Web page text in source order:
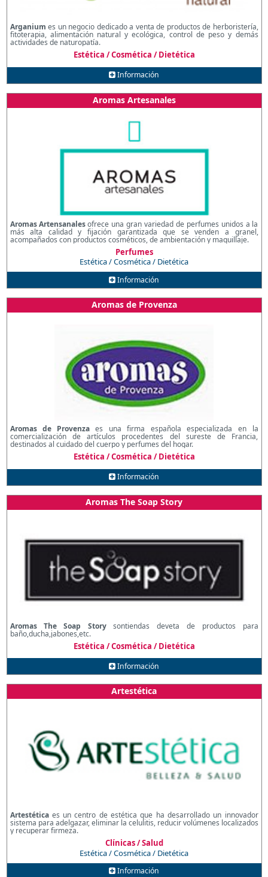
Arganium es un negocio dedicado a venta de productos de herboristería,
fitoterapia, alimentación natural y ecológica, control de peso y demás
actividades de naturopatía.
Estética / Cosmética / Dietética
Información
Aromas Artesanales
Aromas Artensanalesofrece una gran variedad de perfumes unidos a la
más alta calidad y fijación garantizada que se venden a granel,
acompañados con productos cosméticos, de ambientación y maquillaje.
Perfumes
Estética / Cosmética / Dietética
Información
Aromas de Provenza
Aromas de Provenzaes una firma española especializada en la
comercialización de artículos procedentes del sureste de Francia,
destinados al cuidado del cuerpo y perfumes del hogar.
Estética / Cosmética / Dietética
Información
Aromas The Soap Story
Aromas The Soap Storysontiendas deveta de productos para
baño,ducha,jabones,etc.
Estética / Cosmética / Dietética
Información
Artestética
Artestéticaes un centro de estética que ha desarrollado un innovador
sistema para adelgazar, eliminar la celulitis, reducir volúmenes localizados
y recuperar firmeza.
Clínicas / Salud
Estética / Cosmética / Dietética
Información